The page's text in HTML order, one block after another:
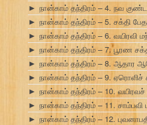
► நான்காம் தந்திரம் – 4. நவ
► நான்காம் தந்திரம் – 5. சக்தி
► நான்காம் தந்திரம் – 6. வயிரவி
► நான்காம் தந்திரம் – 7. பூரண
► நான்காம் தந்திரம் – 8. ஆதார
► நான்காம் தந்திரம் – 9. ஏரொளிச்
► நான்காம் தந்திரம் – 10.
► நான்காம் தந்திரம் – 11.
► நான்காம் தந்திரம் – 12.